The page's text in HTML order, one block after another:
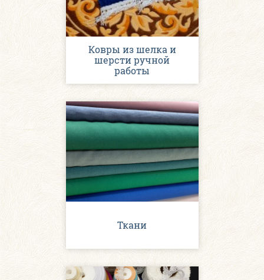
Ковры из шелка и
шерсти ручной
работы
Ткани